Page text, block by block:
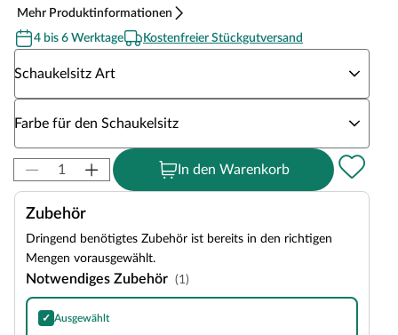
Mehr Produktinformationen
4 bis 6 Werktage
Kostenfreier Stückgutversand
Schaukelsitz Art
Farbe für den Schaukelsitz
In den Warenkorb
Zubehör
Dringend benötigtes Zubehör ist bereits in den richtigen
Mengen vorausgewählt.
Notwendiges Zubehör (1)
✓ Ausgewählt
Bodenanker Schraube feuerverzinkt